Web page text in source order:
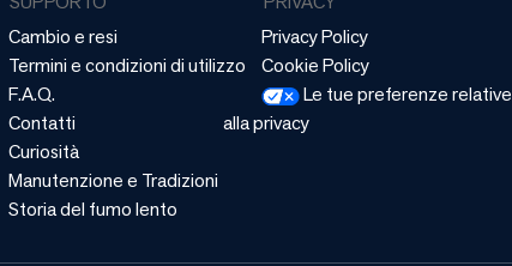
Cambio e resi
Termini e condizioni di utilizzo
F.A.Q.
Contatti
Curiosità
Manutenzione e Tradizioni
Storia del fumo lento
Privacy Policy
Cookie Policy
Le tue preferenze relative
alla privacy